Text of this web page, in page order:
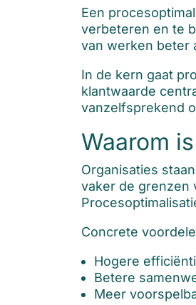
Een
verbeteren en te
van werken beter
In de kern gaat
klantwaarde
vanzelfsprekend
Waarom
Organisaties
vaker de grenzen
Concrete
Hogere
Betere
Meer